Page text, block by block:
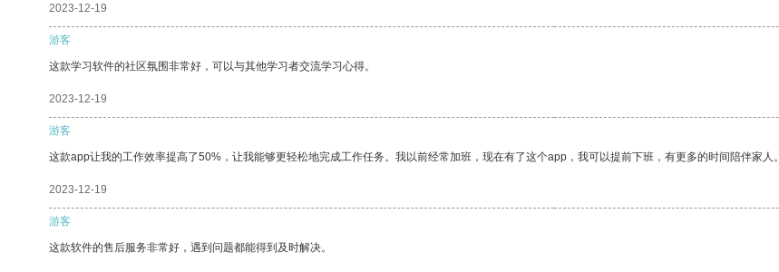
2023-12-19
游客
这款学习软件的社区氛围非常好，可以与其他学习者交流学习心得。
2023-12-19
游客
这款app让我的工作效率提高了50%，让我能够更轻松地完成工作任务。我以前经常加班，现在有了这个app，我可以提前下班，有更多的时间陪伴家人。
2023-12-19
游客
这款软件的售后服务非常好，遇到问题都能得到及时解决。